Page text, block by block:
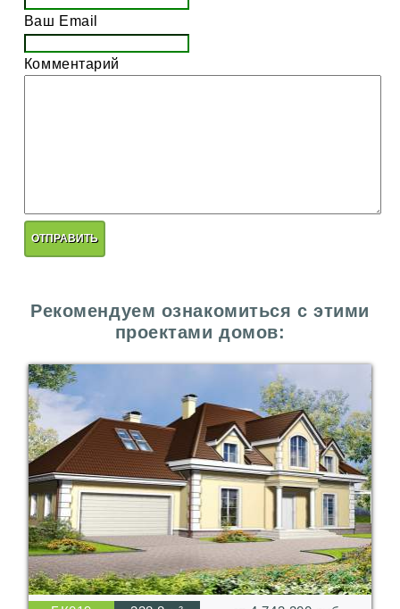
Ваш Email
Комментарий
ОТПРАВИТЬ
Рекомендуем ознакомиться с этими
проектами домов: